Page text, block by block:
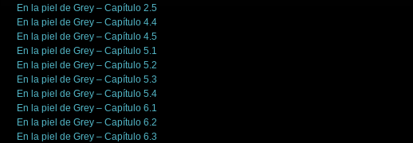
En la piel de Grey – Capítulo 2.5
En la piel de Grey – Capítulo 4.4
En la piel de Grey – Capítulo 4.5
En la piel de Grey – Capítulo 5.1
En la piel de Grey – Capítulo 5.2
En la piel de Grey – Capítulo 5.3
En la piel de Grey – Capítulo 5.4
En la piel de Grey – Capítulo 6.1
En la piel de Grey – Capítulo 6.2
En la piel de Grey – Capítulo 6.3